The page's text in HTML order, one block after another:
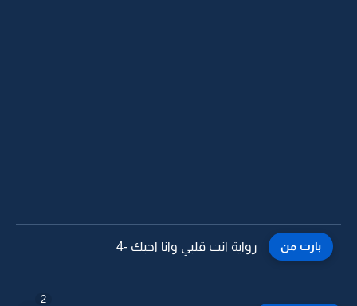
بارت من رواية انت قلبي وانا احبك -3
2